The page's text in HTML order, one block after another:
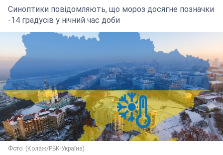
Синоптики повідомляють, що мороз досягне позначки
-14 градусів у нічний час доби
Фото: (Колаж/РБК-Україна)